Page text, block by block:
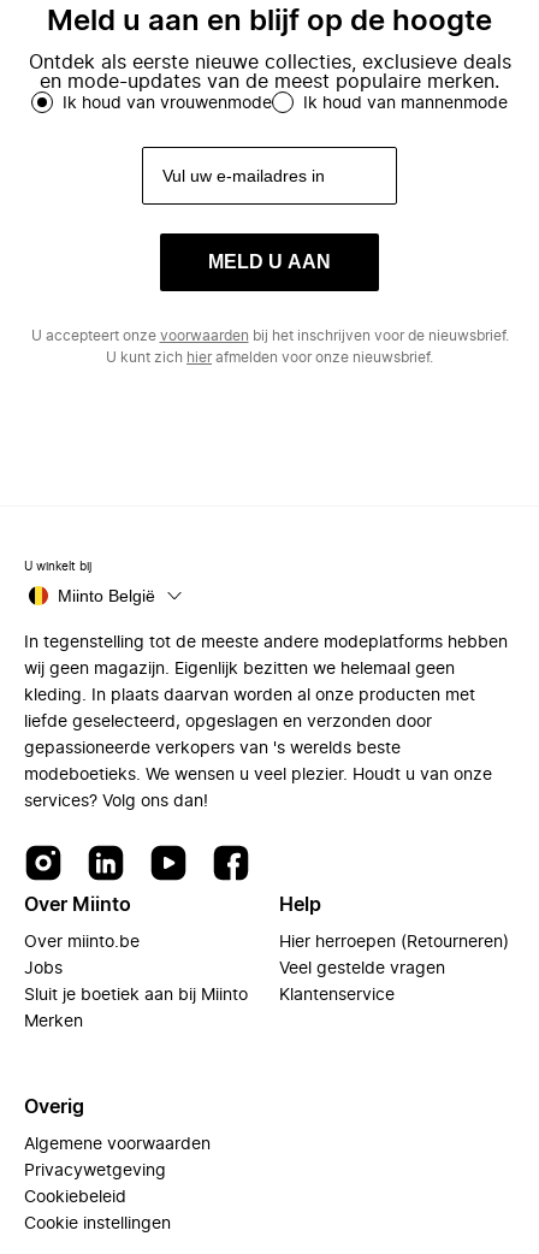
Meld u aan en blijf op de hoogte
Ontdek als eerste nieuwe collecties, exclusieve deals
en mode-updates van de meest populaire merken.
Ik houd van vrouwenmode Ik houd van mannenmode
MELD U AAN
U accepteert onze voorwaarden bij het inschrijven voor de nieuwsbrief.
U kunt zich hierafmelden voor onze nieuwsbrief.
U winkelt bij
Miinto België
In tegenstelling tot de meeste andere modeplatforms hebben
wij geen magazijn. Eigenlijk bezitten we helemaal geen
kleding. In plaats daarvan worden al onze producten met
liefde geselecteerd, opgeslagen en verzonden door
gepassioneerde verkopers van 's werelds beste
modeboetieks. We wensen u veel plezier. Houdt u van onze
services? Volg ons dan!
Over Miinto
Over miinto.be
Jobs
Sluit je boetiek aan bij Miinto
Merken
Help
Hier herroepen (Retourneren)
Veel gestelde vragen
Klantenservice
Overig
Algemene voorwaarden
Privacywetgeving
Cookiebeleid
Cookie instellingen